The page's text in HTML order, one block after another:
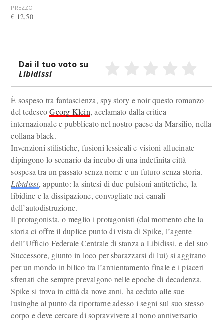
PREZZO
€ 12,50
Dai il tuo voto su
Libidissi
È sospeso tra fantascienza, spy story e noir questo romanzo
del tedescoGeorg Klein, acclamato dalla critica
internazionale e pubblicato nel nostro paese da Marsilio, nella
collana black.
Invenzioni stilistiche, fusioni lessicali e visioni allucinate
dipingono lo scenario da incubo di una indefinita città
sospesa tra un passato senza nome e un futuro senza storia.
Libidissi, appunto: la sintesi di due pulsioni antitetiche, la
libidine e la dissipazione, convogliate nei canali
dell’autodistruzione.
Il protagonista, o meglio i protagonisti (dal momento che la
storia ci offre il duplice punto di vista di Spike, l’agente
dell’Ufficio Federale Centrale di stanza a Libidissi, e del suo
Successore, giunto in loco per sbarazzarsi di lui) si aggirano
per un mondo in bilico tra l’annientamento finale e i piaceri
sfrenati che sempre prevalgono nelle epoche di decadenza.
Spike si trova in città da nove anni, ha ceduto alle sue
lusinghe al punto da riportarne adesso i segni sul suo stesso
corpo e deve cercare di sopravvivere al nono anniversario